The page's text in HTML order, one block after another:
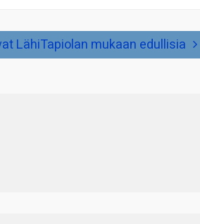
LähiTapiolan mukaan edullisia